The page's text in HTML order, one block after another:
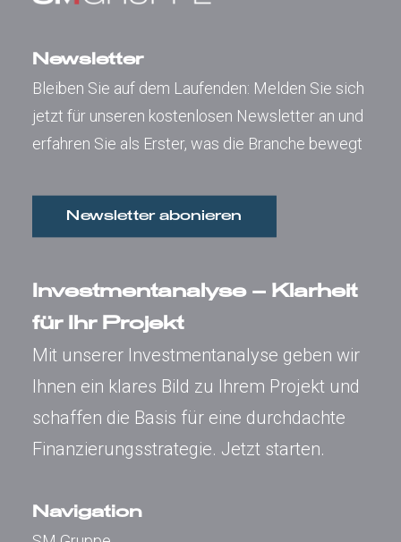
Newsletter
Bleiben Sie auf dem Laufenden: Melden Sie sich
jetzt für unseren kostenlosen Newsletter an und
erfahren Sie als Erster, was die Branche bewegt
Newsletter abonieren
Investmentanalyse – Klarheit
für Ihr Projekt
Mit unserer Investmentanalyse geben wir
Ihnen ein klares Bild zu Ihrem Projekt und
schaffen die Basis für eine durchdachte
Finanzierungsstrategie. Jetzt starten.
Navigation